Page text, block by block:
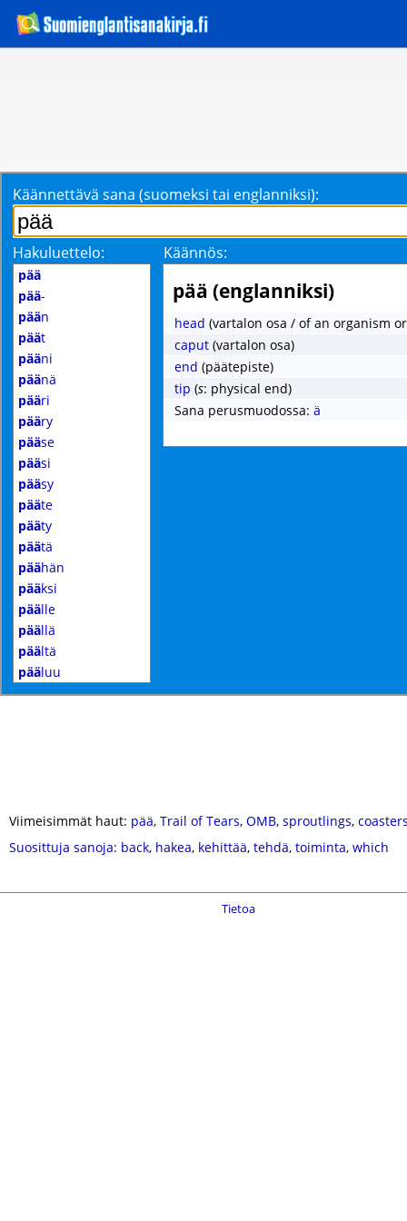
Käännettävä sana (suomeksi tai englanniksi):
Hakuluettelo: Käännös:
pää
pää-
pään
päät
pääni
päänä
pääri
pääry
pääse
pääsi
pääsy
pääte
pääty
päätä
päähän
pääksi
päälle
päällä
päältä
pääluu
pää (englanniksi)
head (vartalon osa / of an organism
caput (vartalon osa)
end (päätepiste)
tip (s: physical end)
Sana perusmuodossa: ä
Viimeisimmät haut: pää, Trail of Tears, OMB, sproutlings,
Suosittuja sanoja: back, hakea, kehittää, tehdä, toiminta, which
Tietoa